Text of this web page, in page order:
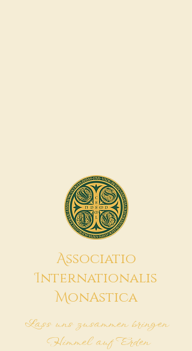
Associatio
Internationalis
MonAstica
Lass uns zusammen bringen
Himmel auf Erden